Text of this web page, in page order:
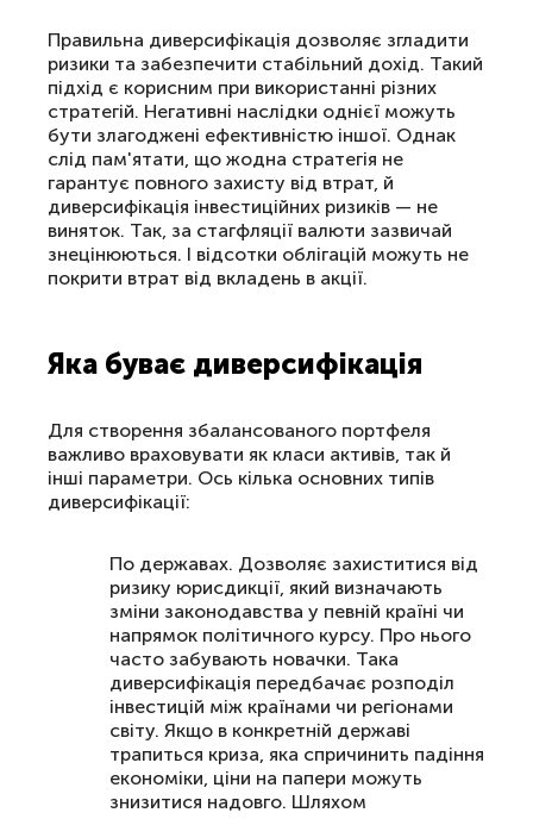
Правильна диверсифікація дозволяє згладити
ризики та забезпечити стабільний дохід. Такий
підхід є корисним при використанні різних
стратегій. Негативні наслідки однієї можуть
бути злагоджені ефективністю іншої. Однак
слід пам'ятати, що жодна стратегія не
гарантує повного захисту від втрат, й
диверсифікація інвестиційних ризиків — не
виняток. Так, за стагфляції валюти зазвичай
знецінюються. І відсотки облігацій можуть не
покрити втрат від вкладень в акції.
Яка буває диверсифікація
Для створення збалансованого портфеля
важливо враховувати як класи активів, так й
інші параметри. Ось кілька основних типів
диверсифікації:
По державах. Дозволяє захиститися від
ризику юрисдикції, який визначають
зміни законодавства у певній країні чи
напрямок політичного курсу. Про нього
часто забувають новачки. Така
диверсифікація передбачає розподіл
інвестицій між країнами чи регіонами
світу. Якщо в конкретній державі
трапиться криза, яка спричинить падіння
економіки, ціни на папери можуть
знизитися надовго. Шляхом